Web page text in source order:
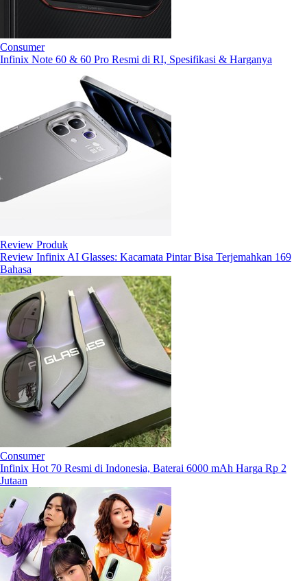
Consumer
Infinix Note 60 & 60 Pro Resmi di RI, Spesifikasi & Harganya
Review Produk
Review Infinix AI Glasses: Kacamata Pintar Bisa Terjemahkan 169
Bahasa
Consumer
Infinix Hot 70 Resmi di Indonesia, Baterai 6000 mAh Harga Rp 2
Jutaan